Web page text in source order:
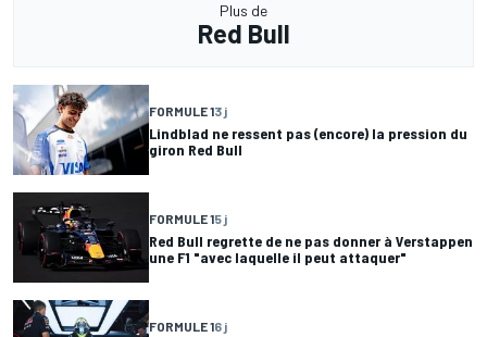
Plus de
Red Bull
FORMULE 13 j
Lindblad ne ressent pas (encore) la pression du
giron Red Bull
FORMULE 15 j
Red Bull regrette de ne pas donner à Verstappen
une F1 "avec laquelle il peut attaquer"
FORMULE 16 j